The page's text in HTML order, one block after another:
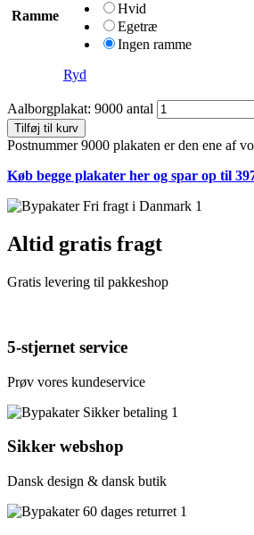
Ramme
Hvid
Egetræ
Ingen ramme
Ryd
Aalborgplakat: 9000 antal
Tilføj til kurv
Postnummer 9000 plakaten er den ene af
Køb begge plakater her og spar op til
Altid gratis fragt
Gratis levering til pakkeshop
5-stjernet service
Prøv vores kundeservice
Sikker webshop
Dansk design & dansk butik